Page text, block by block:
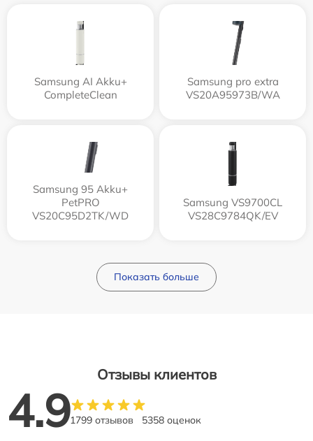
Samsung AI Akku+
CompleteClean
Samsung pro extra
VS20A95973B/WA
Samsung 95 Akku+
PetPRO
VS20C95D2TK/WD
Samsung VS9700CL
VS28C9784QK/EV
Показать больше
Отзывы клиентов
4.91799 отзывов 5358 оценок